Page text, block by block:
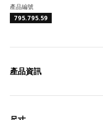
產品編號
795.795.59
產品資訊